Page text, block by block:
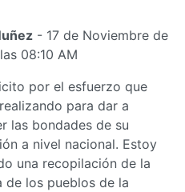
- 17 de Noviembre de
08:10 AM
por el esfuerzo que
para dar a
las bondades de su
a nivel nacional. Estoy
una recopilación de la
de los pueblos de la